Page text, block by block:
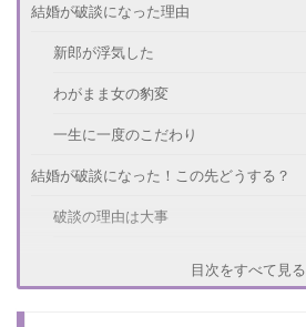
結婚が破談になった理由
新郎が浮気した
わがまま女の豹変
一生に一度のこだわり
結婚が破談になった！この先どうする？
破談の理由は大事
目次をすべて見る